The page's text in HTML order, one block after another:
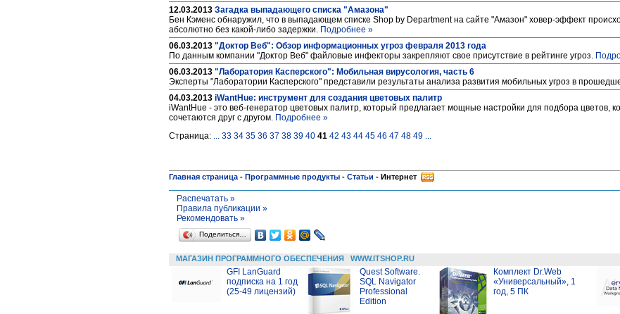
12.03.2013 Загадка выпадающего списка "Амазона"
Бен Кэменс обнаружил, что в выпадающем списке Shop by Department на сайте "Амазон" ховер-эффект
абсолютно без какой-либо задержки. Подробнее »
06.03.2013 "Доктор Веб": Обзор информационных угроз февраля 2013 года
По данным компании "Доктор Веб" файловые инфекторы закрепляют свое присутствие в рейтинге угроз.
06.03.2013 "Лаборатория Касперского": Мобильная вирусология, часть 6
Эксперты "Лаборатории Касперского" представили результаты анализа развития мобильных угроз в
04.03.2013 iWantHue: инструмент для создания цветовых палитр
iWantHue - это веб-генератор цветовых палитр, который предлагает мощные настройки для подбора цветов,
сочетаются друг с другом. Подробнее »
Страница: ... 33 34 35 36 37 38 39 40 41 42 43 44 45 46 47 48 49 ...
Главная страница - Программные продукты - Статьи - Интернет
Распечатать »
Правила публикации »
Рекомендовать »
Поделиться…
МАГАЗИН ПРОГРАММНОГО ОБЕСПЕЧЕНИЯ WWW.ITSHOP.RU
GFI LanGuard
подписка на 1 год
(25-49 лицензий)
Quest Software.
SQL Navigator
Professional
Edition
Комплект Dr.Web
«Универсальный», 1
год, 5 ПК